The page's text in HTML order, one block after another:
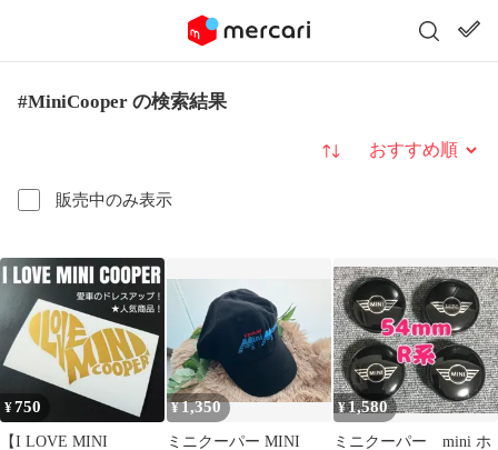
#MiniCooper の検索結果
販売中のみ表示
並び替え
¥750
【I LOVE MINI
¥1,350
ミニクーパー MINI
¥1,580
ミニクーパー mini ホ